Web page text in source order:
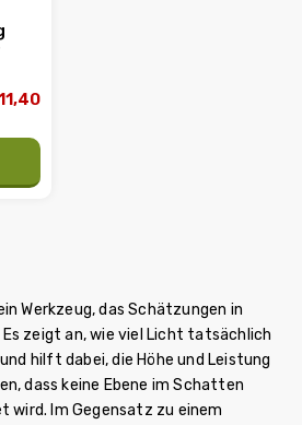
Werkzeug, das Schätzungen in
zeigt an, wie viel Licht tatsächlich
hilft dabei, die Höhe und Leistung
dass keine Ebene im Schatten
wird. Im Gegensatz zu einem